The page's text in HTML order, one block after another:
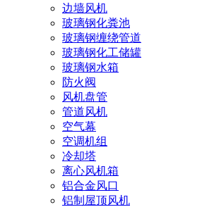
边墙风机
玻璃钢化粪池
玻璃钢缠绕管道
玻璃钢化工储罐
玻璃钢水箱
防火阀
风机盘管
管道风机
空气幕
空调机组
冷却塔
离心风机箱
铝合金风口
铝制屋顶风机